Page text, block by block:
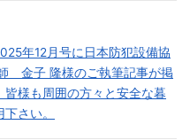
年12月号に日本防犯設備協
金子 隆様のご執筆記事が掲
様も周囲の方々と安全な暮
さい。